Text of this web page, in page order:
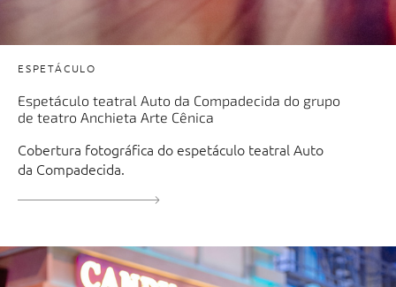
ESPETÁCULO
Espetáculo teatral Auto da Compadecida do grupo
de teatro Anchieta Arte Cênica
Cobertura fotográfica do espetáculo teatral Auto
da Compadecida.